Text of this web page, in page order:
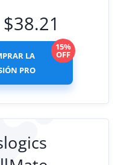
$38.21
LA
PRO
15%
OFF